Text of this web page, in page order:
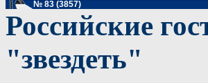
№ 83 (3857)
Российские
"звездеть"